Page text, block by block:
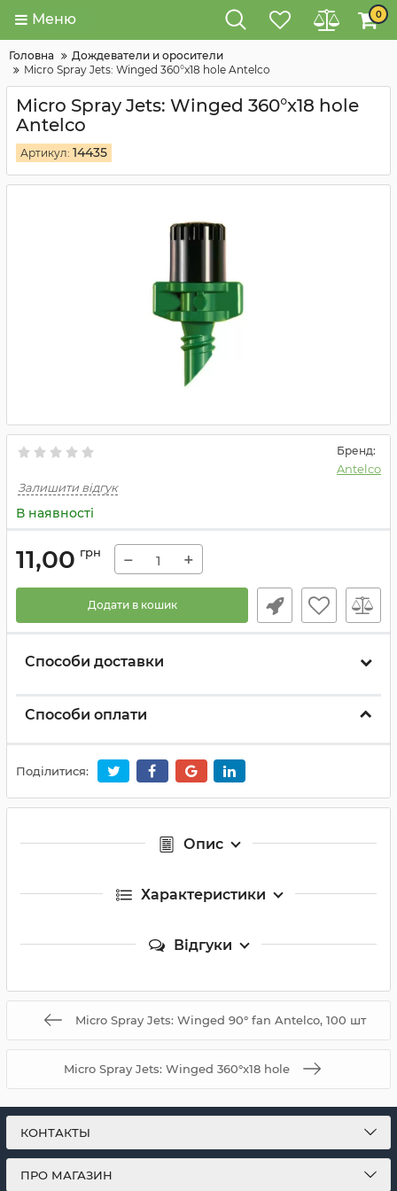
Меню 0
Головна
Дождеватели и оросители
Micro Spray Jets: Winged 360°x18 hole Antelco
Micro Spray Jets: Winged 360°x18 hole
Antelco
Артикул: 14435
Бренд:
Antelco
Залишити відгук
В наявності
11,00 грн − +
Додати в кошик
Способи доставки
Способи оплати
Поділитися:
Опис
Характеристики
Відгуки
Micro Spray Jets: Winged 90° fan Antelco, 100 шт
Micro Spray Jets: Winged 360°x18 hole
КОНТАКТЫ
ПРО МАГАЗИН